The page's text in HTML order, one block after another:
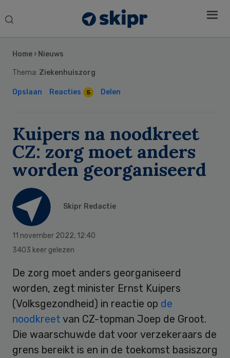
Search
Home › Nieuws
Thema: Ziekenhuiszorg
Opslaan Reacties 5 Delen
Kuipers na noodkreet
CZ: zorg moet anders
worden georganiseerd
Skipr Redactie
11 november 2022, 12:40
3403 keer gelezen
De zorg moet anders georganiseerd
worden, zegt minister Ernst Kuipers
(Volksgezondheid) in reactie op de
noodkreet van CZ-topman Joep de Groot.
Die waarschuwde dat voor verzekeraars de
grens bereikt is en in de toekomst basiszorg
Sidebar